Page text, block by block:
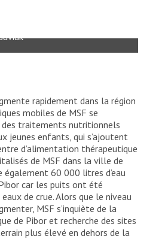
rapidement dans la région
mobiles de MSF se
traitements nutritionnels
jeunes enfants, qui s’ajoutent
d’alimentation thérapeutique
de MSF dans la ville de
également 60 000 litres d’eau
car les puits ont été
de crue. Alors que le niveau
MSF s’inquiète de la
de Pibor et recherche des sites
plus élevé en dehors de la